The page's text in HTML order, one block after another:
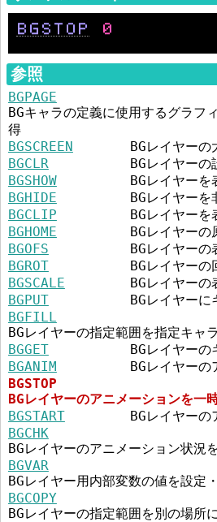
BGSTOP 0
参照
BGPAGE
BGキャラの定義に使用するグラフ
得
BGSCREEN
BGレイヤーの
BGCLR
BGレイヤーの
BGSHOW
BGレイヤーを
BGHIDE
BGレイヤーを
BGCLIP
BGレイヤーを
BGHOME
BGレイヤー
BGOFS
BGレイヤー
BGROT
BGレイヤー
BGSCALE
BGレイヤー
BGPUT
BGレイヤー
BGFILL
BGレイヤーの指定範囲を指定キャ
BGGET
BGレイヤー
BGANIM
BGレイヤー
BGSTOP
BGレイヤーのアニメーションを一
BGSTART
BGレイヤー
BGCHK
BGレイヤーのアニメーション状況
BGVAR
BGレイヤー用内部変数の値を設定
BGCOPY
BGレイヤーの指定範囲を別の場所